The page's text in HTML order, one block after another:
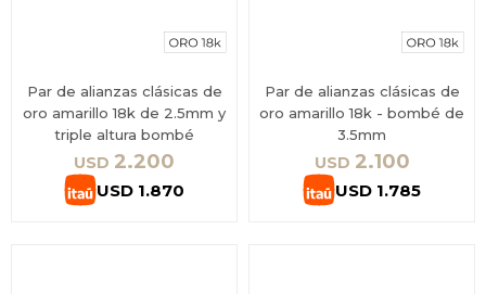
Par de alianzas clásicas de
oro amarillo 18k de 2.5mm y
triple altura bombé
USD 2.200
USD 1.870
Par de alianzas clásicas de
oro amarillo 18k - bombé de
3.5mm
USD 2.100
USD 1.785